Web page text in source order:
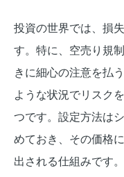
投資の世界では、損
す。特に、空売り規
きに細心の注意を払
ような状況でリスク
つです。設定方法は
めておき、その価格
出される仕組みです